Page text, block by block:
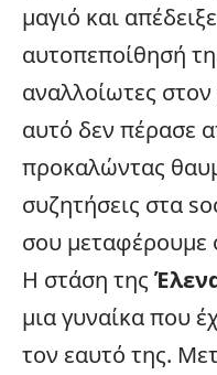
μαγιό και
αυτοπεποίθησή
αναλλοίωτες
αυτό δεν πέρασε
προκαλώντας
συζητήσεις στα
σου μεταφέρουμε
Η στάση της
μια γυναίκαπου
τον εαυτό της.